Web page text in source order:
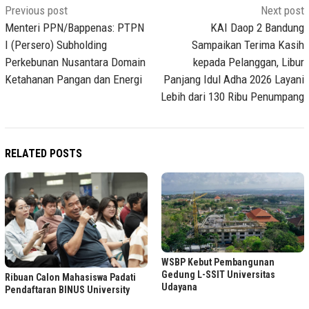
Post
navigation
Previous post
Menteri PPN/Bappenas: PTPN
I (Persero) Subholding
Perkebunan Nusantara Domain
Ketahanan Pangan dan Energi
Next post
KAI Daop 2 Bandung
Sampaikan Terima Kasih
kepada Pelanggan, Libur
Panjang Idul Adha 2026 Layani
Lebih dari 130 Ribu Penumpang
RELATED POSTS
Ribuan Calon Mahasiswa Padati
Pendaftaran BINUS University
WSBP Kebut Pembangunan
Gedung L-SSIT Universitas
Udayana